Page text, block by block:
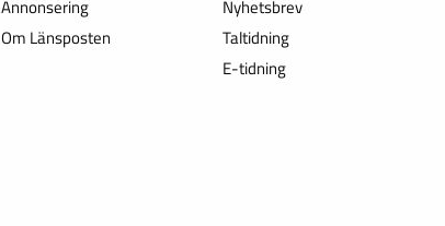
Annonsering
Om Länsposten
Nyhetsbrev
Taltidning
E-tidning